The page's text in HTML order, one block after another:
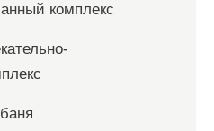
комплекс